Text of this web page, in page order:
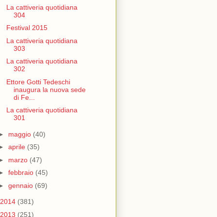
La cattiveria quotidiana
304
Festival 2015
La cattiveria quotidiana
303
La cattiveria quotidiana
302
Ettore Gotti Tedeschi
inaugura la nuova sede
di Fe...
La cattiveria quotidiana
301
maggio (40)
aprile (35)
marzo (47)
febbraio (45)
gennaio (69)
2014 (381)
2013 (251)